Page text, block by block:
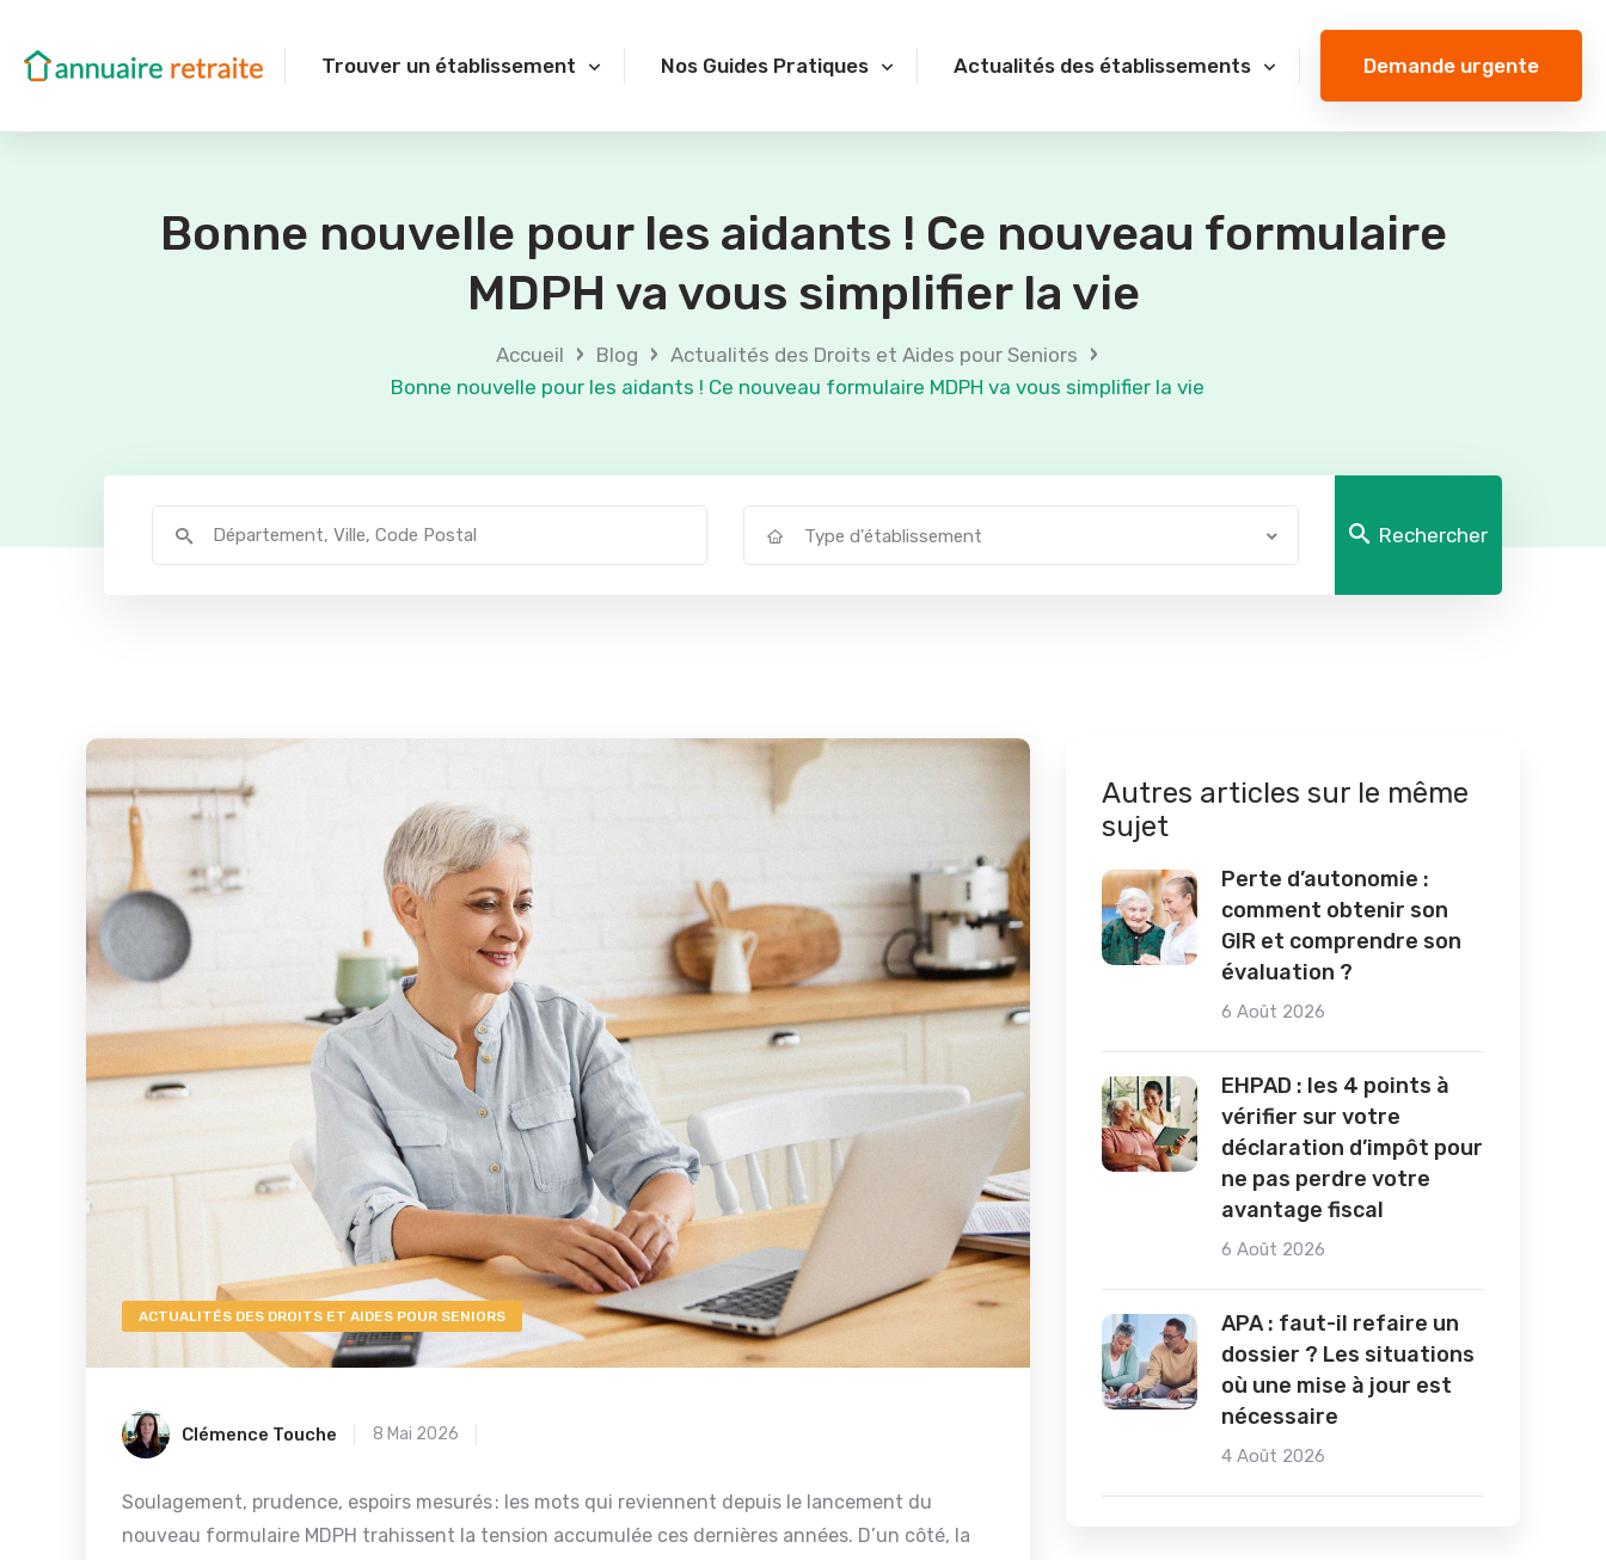
Trouver un établissement Nos Guides Pratiques Actualités des établissements Demande urgente
Bonne nouvelle pour les aidants ! Ce nouveau formulaire
MDPH va vous simplifier la vie
Accueil › Blog › Actualités des Droits et Aides pour Seniors ›
Bonne nouvelle pour les aidants ! Ce nouveau formulaire MDPH va vous simplifier la vie
Type d'établissement Rechercher
ACTUALITÉS DES DROITS ET AIDES POUR SENIORS
Clémence Touche 8 Mai 2026
Soulagement, prudence, espoirs mesurés : les mots qui reviennent depuis le lancement du
nouveau formulaire MDPH trahissent la tension accumulée ces dernières années. D’un côté, la
Autres articles sur le même
sujet
Perte d’autonomie :
comment obtenir son
GIR et comprendre son
évaluation ?
6 Août 2026
EHPAD : les 4 points à
vérifier sur votre
déclaration d’impôt pour
ne pas perdre votre
avantage fiscal
6 Août 2026
APA : faut-il refaire un
dossier ? Les situations
où une mise à jour est
nécessaire
4 Août 2026